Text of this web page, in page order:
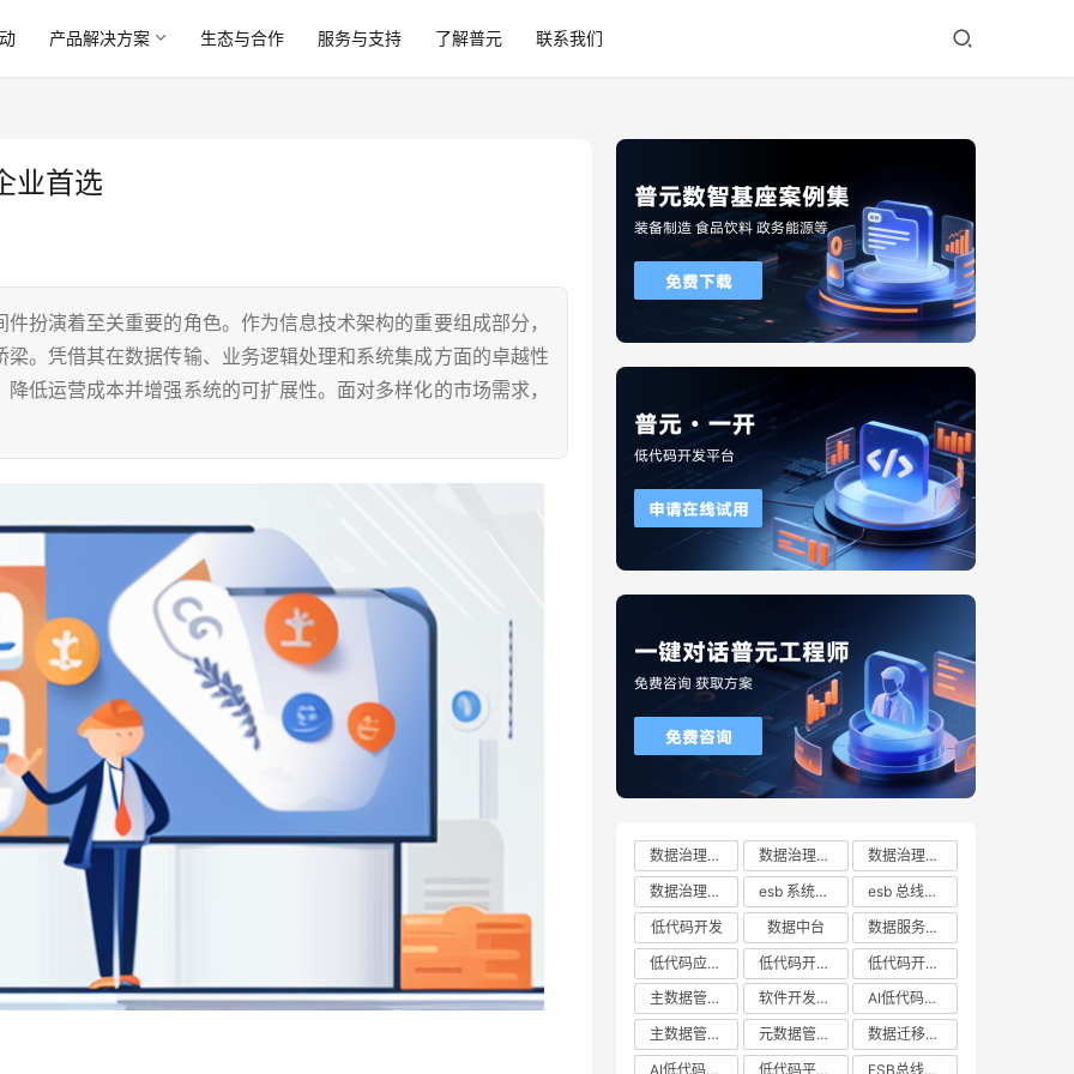
产品解决方案 生态与合作 服务与支持 了解普元 联系我们
业首选
扮演着至关重要的角色。作为信息技术架构的重要组成部分，
。凭借其在数据传输、业务逻辑处理和系统集成方面的卓越性
低运营成本并增强系统的可扩展性。面对多样化的市场需求，
数据治理方案 数据治理方案哪家好
数据治理方案有哪些
数据治理方案推荐
esb 系统都有哪些
esb 总线十大厂商排行榜
低代码开发
数据中台
数据服务总线
低代码应用平台
低代码开发云平台
低代码开发平台
主数据管理系统
软件开发平台
AI低代码开发
主数据管理平台
元数据管理系统
数据迁移工具
AI低代码开发云平台
低代码平台哪家好 ESB总线技术